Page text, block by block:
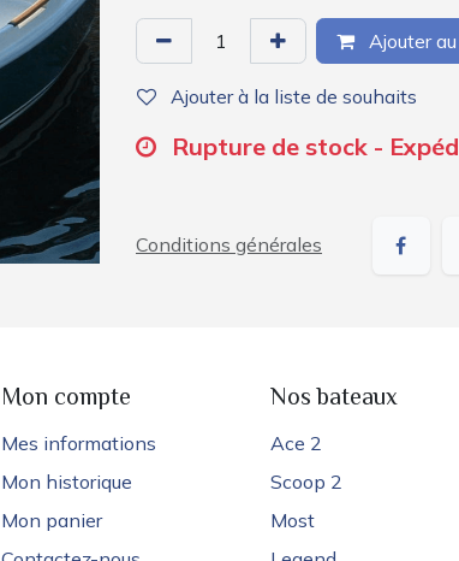
Ajouter
Ajouter à la liste de souhaits
Rupture de stock -
Conditions générales
Mon compte
Mes informations
Mon historique
Mon panier
Nos bateaux
Ace 2
Scoop 2
Most